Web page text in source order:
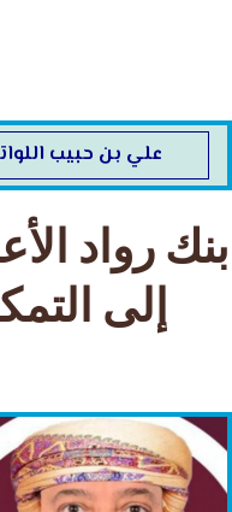
علي بن حبيب
بنك رواد
إلى